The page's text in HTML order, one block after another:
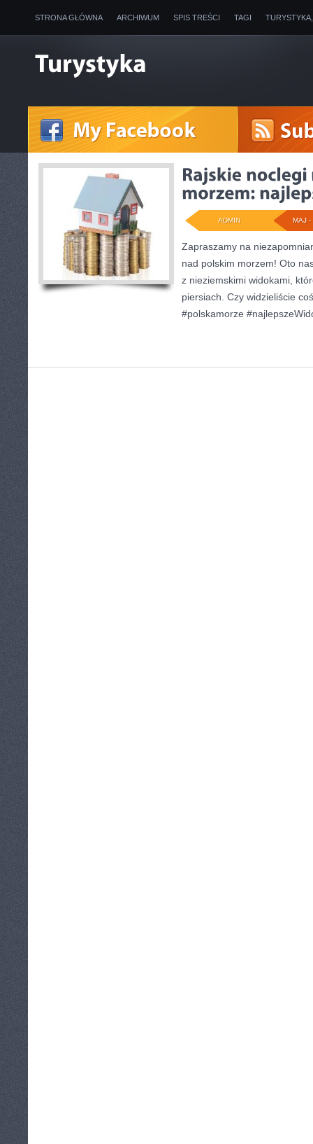
STRONA GŁÓWNA ARCHIWUM SPIS TREŚCI TAGI
MAJ -
ADMIN
Zapraszamy na
nad polskim morzem! Oto
z nieziemskimi widokami,
piersiach. Czy widzieliście
#polskamorze